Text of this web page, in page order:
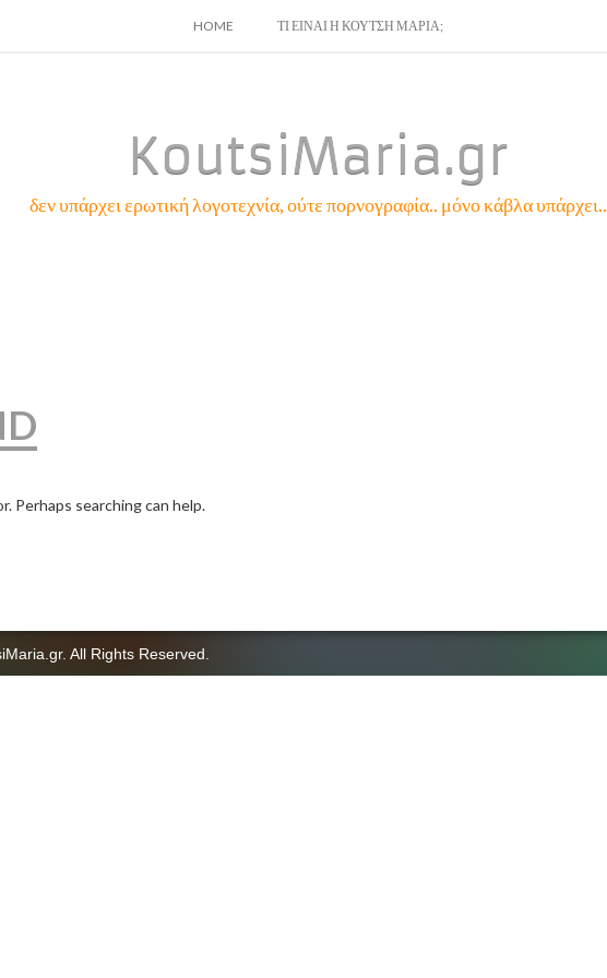
SKIP
HOME ΤΙ ΕΙΝΑΙ Η ΚΟΥΤΣΗ ΜΑΡΙΑ;
KoutsiMaria.gr
δεν υπάρχει ερωτική λογοτεχνία, ούτε πορνογραφία.. μόνο κάβλα υπάρχει..
Perhaps searching can help.
All Rights Reserved.